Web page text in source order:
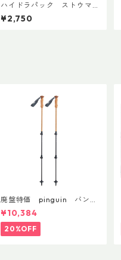
ハイドラパック ストウマ
ウンテン 350ml
¥2,750
廃盤特価 pinguin バンブ
ーFLフォーム(ペア)
¥10,384
20%OFF